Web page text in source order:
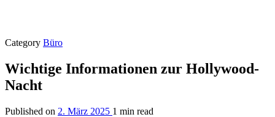
Category Büro
Wichtige Informationen zur Hollywood-
Nacht
Published on 2. März 2025 1 min read